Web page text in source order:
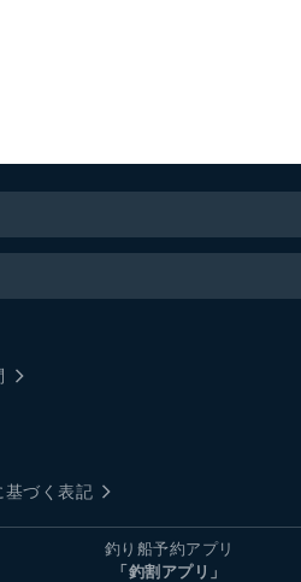
基づく表記
釣り船予約アプリ
「釣割アプリ」